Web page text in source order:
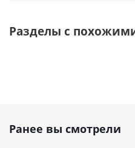
Разделы с
Ранее вы смотрели